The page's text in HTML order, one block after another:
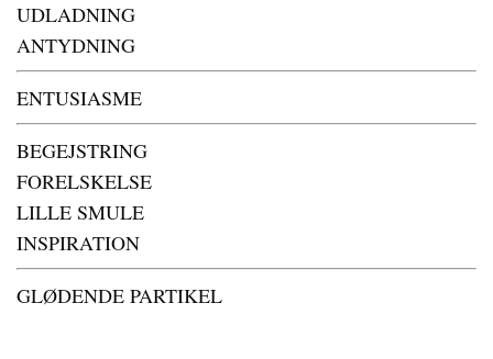
UDLADNING
ANTYDNING
ENTUSIASME
BEGEJSTRING
FORELSKELSE
LILLE SMULE
INSPIRATION
GLØDENDE PARTIKEL